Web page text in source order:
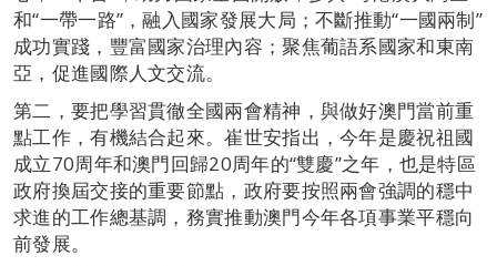
和“一帶一路”，融入國家發展大局；不斷推動“一國兩制”
成功實踐，豐富國家治理內容；聚焦葡語系國家和東南
亞，促進國際人文交流。
第二，要把學習貫徹全國兩會精神，與做好澳門當前重
點工作，有機結合起來。崔世安指出，今年是慶祝祖國
成立70周年和澳門回歸20周年的“雙慶”之年，也是特區
政府換屆交接的重要節點，政府要按照兩會強調的穩中
求進的工作總基調，務實推動澳門今年各項事業平穩向
前發展。